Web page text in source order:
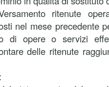
ritenute
nel mese precedente
di opere o servizi
delle ritenute